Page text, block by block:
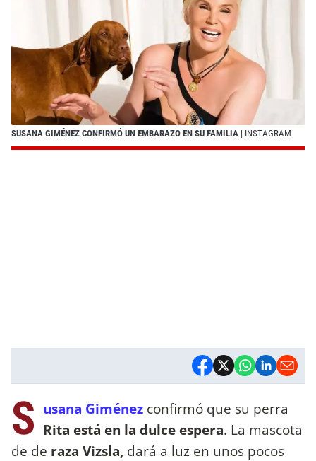
SUSANA GIMÉNEZ CONFIRMÓ UN EMBARAZO EN SU FAMILIA | INSTAGRAM
S usana Giménez confirmó que su perra
Rita está en la dulce espera. La mascota
de de raza Vizsla, dará a luz en unos pocos